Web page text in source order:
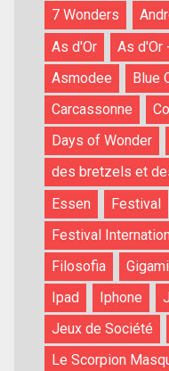
7 Wonders
As d'Or
As d'Or
Asmodee
Blue
Carcassonne
Days of Wonder
des bretzels et
Essen
Festival
Festival
Filosofia
Ipad
Iphone
Jeux de Société
Le Scorpion